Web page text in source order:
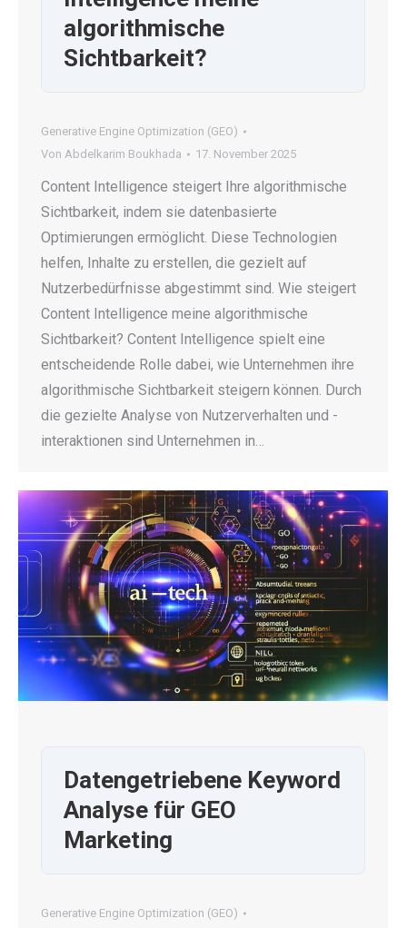
algorithmische
Sichtbarkeit?
Generative Engine Optimization (GEO)
Von Abdelkarim Boukhada 17. November 2025
Content Intelligence steigert Ihre algorithmische
Sichtbarkeit, indem sie datenbasierte
Optimierungen ermöglicht. Diese Technologien
helfen, Inhalte zu erstellen, die gezielt auf
Nutzerbedürfnisse abgestimmt sind. Wie steigert
Content Intelligence meine algorithmische
Sichtbarkeit? Content Intelligence spielt eine
entscheidende Rolle dabei, wie Unternehmen ihre
algorithmische Sichtbarkeit steigern können. Durch
die gezielte Analyse von Nutzerverhalten und -
interaktionen sind Unternehmen in…
Datengetriebene Keyword
Analyse für GEO
Marketing
Generative Engine Optimization (GEO)